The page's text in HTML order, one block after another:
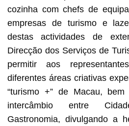
cozinha com chefs de
empresas de turismo e
destas actividades de
Direcção dos Serviços de
permitir aos
diferentes áreas criativas
“turismo +” de Macau,
intercâmbio entre
Gastronomia, divulgando a